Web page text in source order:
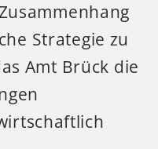
Strategie zu
Amt Brück die